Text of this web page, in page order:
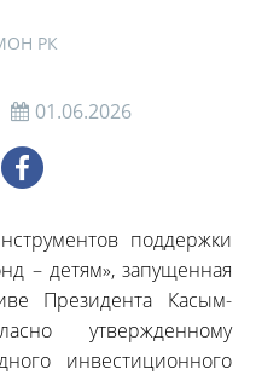
РК
01.06.2026
поддержки
– детям», запущенная
Президента Касым-
утвержденному
инвестиционного